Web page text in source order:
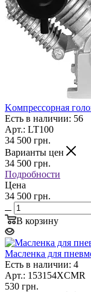
Koмпpeccopнaя
Есть в наличии: 56
Арт.: LT100
34 500 грн.
Варианты цен
34 500 грн.
Подробности
Цена
34 500 грн.
В корзину
Масленка для
Есть в наличии: 4
Арт.: 153154XCMR
530 грн.